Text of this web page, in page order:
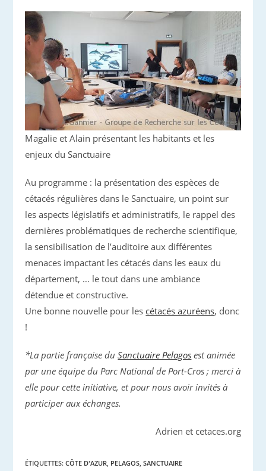
Magalie et Alain présentant les habitants et les
enjeux du Sanctuaire
Au programme : la présentation des espèces de
cétacés régulières dans le Sanctuaire, un point sur
les aspects législatifs et administratifs, le rappel des
dernières problématiques de recherche scientifique,
la sensibilisation de l’auditoire aux différentes
menaces impactant les cétacés dans les eaux du
département, … le tout dans une ambiance
détendue et constructive.
Une bonne nouvelle pour les cétacés azuréens, donc
!
*La partie française duSanctuaire Pelagos est animée
par une équipe du Parc National de Port-Cros ; merci à
elle pour cette initiative, et pour nous avoir invités à
participer aux échanges.
Adrien et cetaces.org
ÉTIQUETTES:CÔTE D'AZUR, PELAGOS, SANCTUAIRE